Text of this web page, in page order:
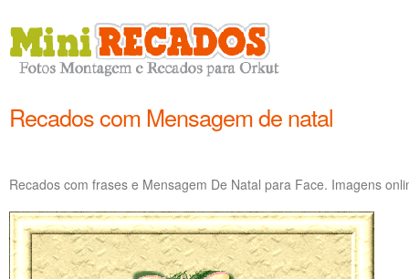
Recados com Mensagem de natal
Recados com frases e Mensagem De Natal para Face. Imagens